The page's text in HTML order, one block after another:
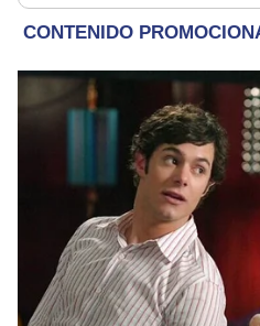
vida